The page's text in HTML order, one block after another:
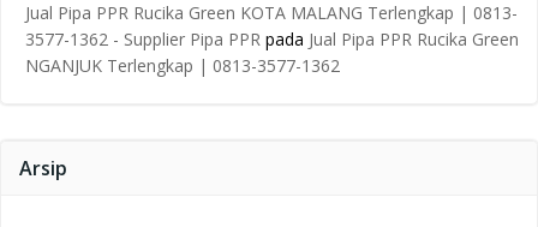
Jual Pipa PPR Rucika Green KOTA MALANG Terlengkap | 0813-
3577-1362 - Supplier Pipa PPR pada Jual Pipa PPR Rucika Green
NGANJUK Terlengkap | 0813-3577-1362
Arsip